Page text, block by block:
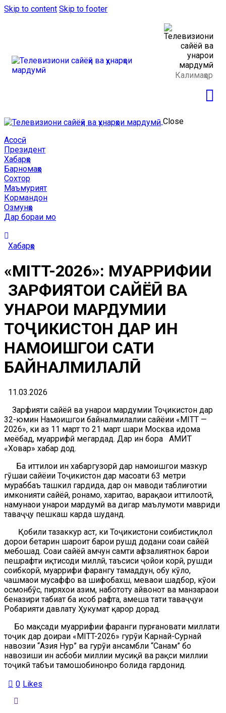
Skip to content Skip to footer
Close
Асосӣ
Президент
Хабарҳо
Барномаҳо
Сохтор
Маъмурият
Кормандон
Озмунҳо
Дар бораи мо
Хабарҳо
«MITT-2026»: МУАРРИФИИ
ЗАРФИЯТҲОИ САЙЁҲӢ ВА
ҲУНАРҲОИ МАРДУМИИ
ТОҶИКИСТОН ДАР ИН
НАМОИШГОҲИ САТҲИ
БАЙНАЛМИЛАЛӢ
11.03.2026
Зарфияти сайёҳӣ ва ҳунарҳои мардумии Тоҷикистон дар
32-юмин Намоишгоҳи байналмилалии сайёҳии «MITT —
2026», ки аз 11 март то 21 март шаҳри Москва идома
меёбад, муаррифӣ мегардад. Дар ин бора АМИТ
«Ховар» хабар дод.
Ба иттилои ин хабаргузорӣ дар намоишгоҳи мазкур
гӯшаи сайёҳии Тоҷикистон дар масоҳати 63 метри
мураббаъ ташкил гардида, дар он маводи таблиғотии
имконияти сайёҳӣ, роҳнамо, харитаҳо, варақаҳои иттилоотӣ,
намунаҳои ҳунарҳои мардумӣ ва дигар маълумоти мавриди
таваҷҷуҳ пешкаш карда шуданд.
Қобили тазаккур аст, ки Тоҷикистони соҳибистиқлол
дорои беҳтарин шароит барои рушд додани соҳаи сайёҳӣ
мебошад. Соҳаи сайёҳӣ ҳамчун самти афзалиятнок барои
пешрафти иқтисоди миллӣ, таъсиси ҷойҳои корӣ, рушди
соҳибкорӣ, муаррифи фарҳангу тамаддун, обу кӯлҳо,
чашмаҳои мусаффо ва шифобахш, меваҳои шаҳдбор, кӯҳҳои
осмонбӯс, пиряхҳои азим, набототу ҳайвонот ва манзараҳои
беназири табиат ба ҳисоб рафта, ҳамеша таҳти таваҷҷуҳи
Роҳбарияти давлату Ҳукумат қарор дорад.
Бо мақсади муаррифии фарҳанги пурғановати миллати
тоҷик дар доираи «MITT-2026» гурӯҳи Карнай-Сурнай
навозии “Азия Нур” ва гурӯҳи ансамбли “Санам” бо
навозиши ин асбоби миллии мусиқӣ ва рақси миллии
тоҷикӣ табъи тамошобинонро болида гардонид.
0 Likes